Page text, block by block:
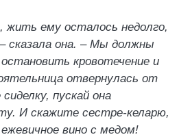
жить ему осталось недолго,
– сказала она. – Мы должны
кровотечение и
отвернулась от
пускай она
И скажите сестре-келарю,
вино с медом!